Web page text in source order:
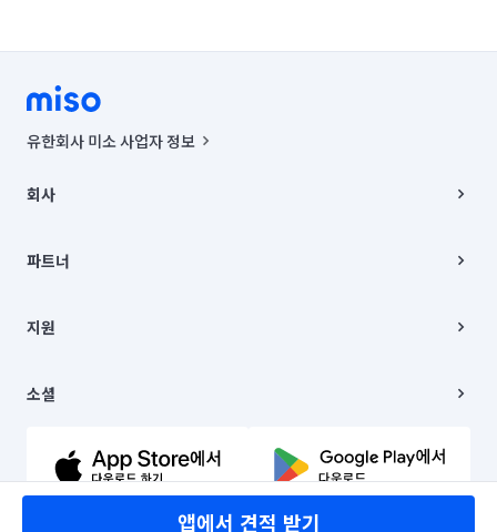
앱에서 견적 받기
유한회사 미소 사업자 정보
00019 |
주소 | 본사: 서울특별시 종로구 율곡로 6(중학동, 트윈트리빌딩) B동 5층
컨택센터 : 서울특별시 종로구 수송동 율곡로 24, 7층, 8층 미소
상품, 상품정보, 거래에 관한 의무와 책임은 거래당사자에게 있습니다.
언론 보도 관련 문의:
© 유한회사 미소. Miso, Inc. All Rights Reserved.
회사
채용
파트너
이사
지원
이용약관
문의하기
소셜
유튜브